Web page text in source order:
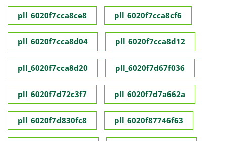
pll_6020f7cca8ce8 pll_6020f7cca8cf6
pll_6020f7cca8d04 pll_6020f7cca8d12
pll_6020f7cca8d20 pll_6020f7d67f036
pll_6020f7d72c3f7 pll_6020f7d7a662a
pll_6020f7d830fc8 pll_6020f87746f63